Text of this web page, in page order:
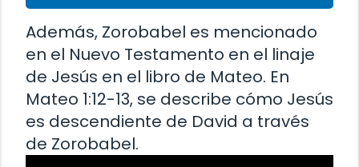
Además, Zorobabel es mencionado
en el Nuevo Testamento en el linaje
de Jesús en el libro de Mateo. En
Mateo 1:12-13, se describe cómo Jesús
es descendiente de David a través
de Zorobabel.